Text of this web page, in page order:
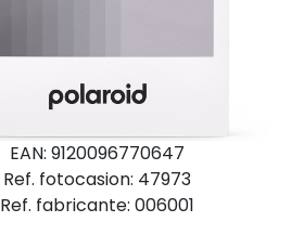
EAN: 9120096770647
Ref. fotocasion: 47973
Ref. fabricante: 006001